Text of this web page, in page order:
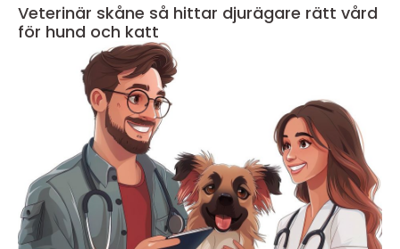
Veterinär skåne så hittar djurägare rätt vård
för hund och katt